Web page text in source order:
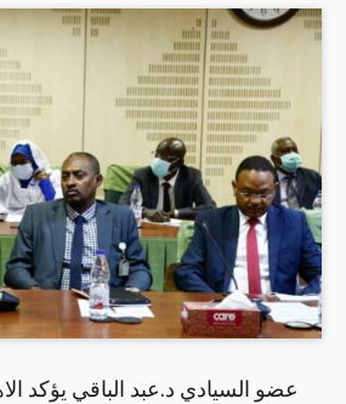
عضو السيادي د.عبد الباقي يؤكد